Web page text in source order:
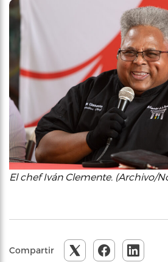
El chef Iván Clemente. (Archivo/
Compartir